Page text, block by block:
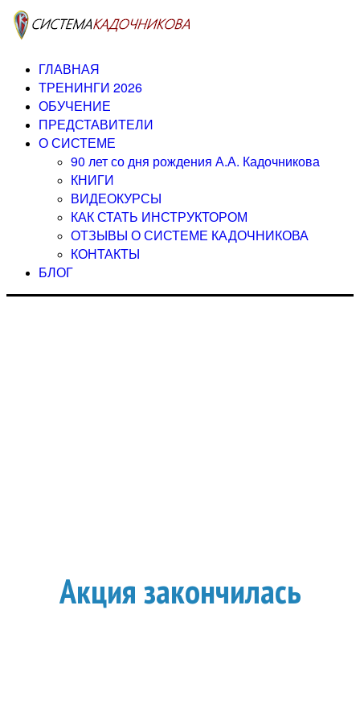
ГЛАВНАЯ
ТРЕНИНГИ 2026
ОБУЧЕНИЕ
ПРЕДСТАВИТЕЛИ
О СИСТЕМЕ
90 лет со дня рождения А.А. Кадочникова
КНИГИ
ВИДЕОКУРСЫ
КАК СТАТЬ ИНСТРУКТОРОМ
ОТЗЫВЫ О СИСТЕМЕ КАДОЧНИКОВА
КОНТАКТЫ
БЛОГ
Акция закончилась